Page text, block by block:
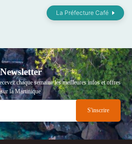
La Préfecture Café
Newsletter
chaque semaine les meilleures infos et offres
sur la Martinique